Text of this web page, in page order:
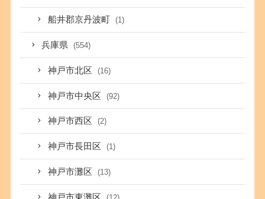
船井郡京丹波町 (1)
兵庫県 (554)
神戸市北区 (16)
神戸市中央区 (92)
神戸市西区 (2)
神戸市長田区 (1)
神戸市灘区 (13)
神戸市東灘区